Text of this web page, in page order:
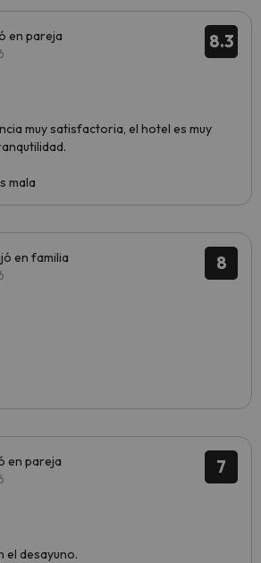
8.3
en pareja
muy satisfactoria, el hotel es muy
mala
8
en familia
7
en pareja
el desayuno.